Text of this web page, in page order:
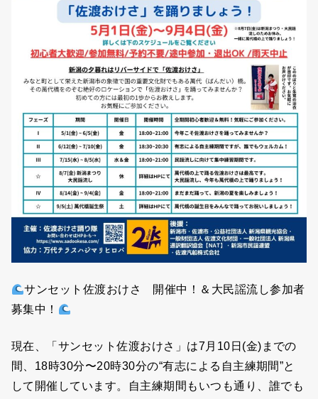
サンセット佐渡おけさ 開催中！＆大民謡流し参加者
募集中！
現在、「サンセット佐渡おけさ」は7月10日(金)までの
間、18時30分〜20時30分の“有志による自主練期間”と
して開催しています。自主練期間もいつも通り、誰でも